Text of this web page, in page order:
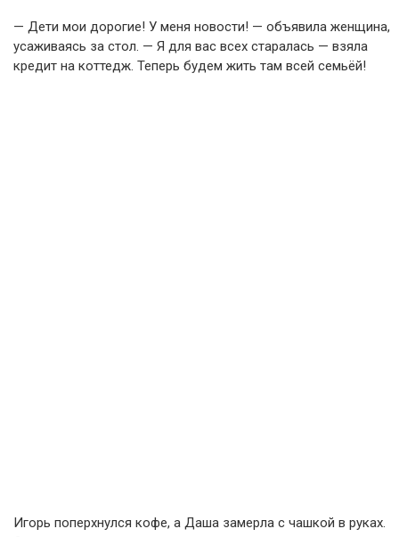
— Дети мои дорогие! У меня новости! — объявила женщина,
усаживаясь за стол. — Я для вас всех старалась — взяла
кредит на коттедж. Теперь будем жить там всей семьёй!
Игорь поперхнулся кофе, а Даша замерла с чашкой в руках.